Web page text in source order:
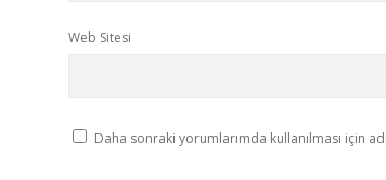
Web Sitesi
Daha sonraki yorumlarımda kullanılması için